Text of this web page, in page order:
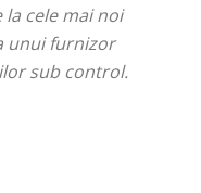
cele mai noi
unui furnizor
sub control.